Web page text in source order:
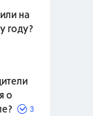
на
году?
о
3